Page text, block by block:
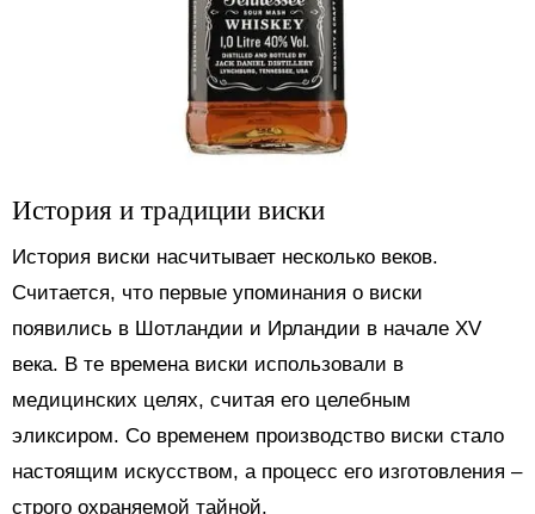
История и традиции виски
История виски насчитывает несколько веков.
Считается, что первые упоминания о виски
появились в Шотландии и Ирландии в начале XV
века. В те времена виски использовали в
медицинских целях, считая его целебным
эликсиром. Со временем производство виски стало
настоящим искусством, а процесс его изготовления –
строго охраняемой тайной.